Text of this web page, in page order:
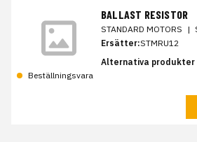
BALLAST RESISTOR
STANDARD MOTORS |
Ersätter:STMRU12
Alternativa produkter
Beställningsvara